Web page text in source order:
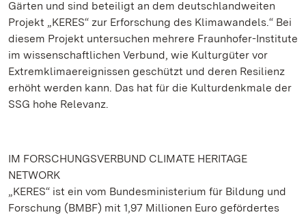
Gärten und sind beteiligt an dem deutschlandweiten
Projekt „KERES“ zur Erforschung des Klimawandels.“ Bei
diesem Projekt untersuchen mehrere Fraunhofer-Institute
im wissenschaftlichen Verbund, wie Kulturgüter vor
Extremklimaereignissen geschützt und deren Resilienz
erhöht werden kann. Das hat für die Kulturdenkmale der
SSG hohe Relevanz.
IM FORSCHUNGSVERBUND CLIMATE HERITAGE
NETWORK
„KERES“ ist ein vom Bundesministerium für Bildung und
Forschung (BMBF) mit 1,97 Millionen Euro gefördertes